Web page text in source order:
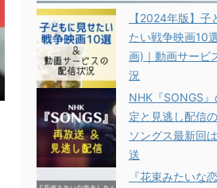
【2024年版】子
たい戦争映画10
画)｜動画サービ
況
NHK『SONGS
定と見逃し配信
ソングス最新回
送
『花束みたいな